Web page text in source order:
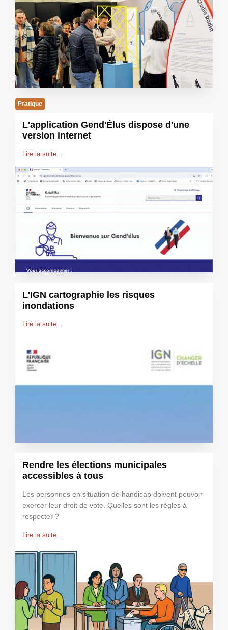
Pratique
L'application Gend'Élus dispose d'une
version internet
Lire la suite...
L'IGN cartographie les risques
inondations
Lire la suite...
Rendre les élections municipales
accessibles à tous
Les personnes en situation de handicap doivent pouvoir
exercer leur droit de vote. Quelles sont les règles à
respecter ?
Lire la suite...